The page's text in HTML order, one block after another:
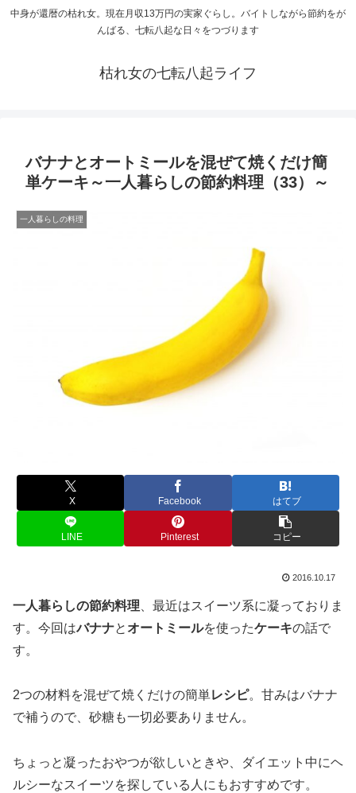
中身が還暦の枯れ女。現在月収13万円の実家ぐらし。バイトしながら節約をが
んばる、七転八起な日々をつづります
枯れ女の七転八起ライフ
バナナとオートミールを混ぜて焼くだけ簡
単ケーキ～一人暮らしの節約料理（33）～
一人暮らしの料理
X Facebook はてブ
LINE Pinterest コピー
2016.10.17
一人暮らしの節約料理 、最近はスイーツ系に凝っておりま
す。今回はバナナと オートミールを使ったケーキの話で
す。
2つの材料を混ぜて焼くだけの簡単レシピ。甘みはバナナ
で補うので、砂糖も一切必要ありません。
ちょっと凝ったおやつが欲しいときや、ダイエット中にヘ
ルシーなスイーツを探している人にもおすすめです。